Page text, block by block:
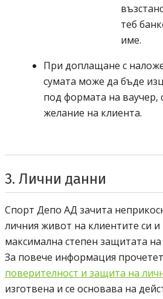
теб
име.
При доплащане с
сумата може да бъде
под формата на ваучер,
желание на клиента.
3. Лични данни
Спорт Депо АД Спорт депо А ДЕ
зачита
личния живот на клиентите си и
максимална степен защитата
За повече информация
поверителност и защита на
изготвена и се основава на